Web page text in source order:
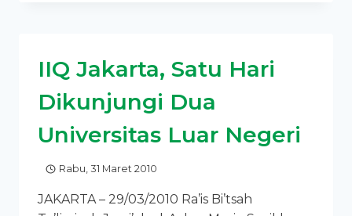
PROGRAM
PEMBIBITAN
PENGHAFAL
AL-
QUR’AN
IIQ Jakarta, Satu Hari
Dikunjungi Dua
Universitas Luar Negeri
Rabu, 31 Maret 2010
JAKARTA – 29/03/2010 Ra’is Bi’tsah